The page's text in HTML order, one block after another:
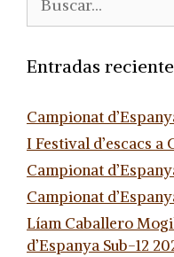
Entradas
Campionat
I Festival d’escacs a
Campionat
Campionat
Líam Caballero
d’Espanya Sub-12